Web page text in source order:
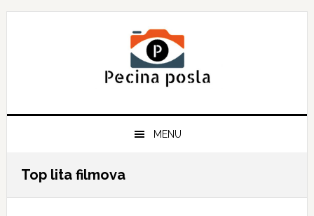
Skip
Skip
Skip
MENU
Top lita filmova